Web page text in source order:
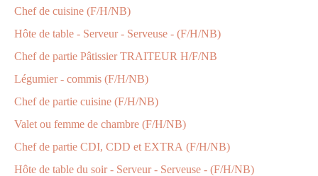
Chef de cuisine (F/H/NB)
Hôte de table - Serveur - Serveuse - (F/H/NB)
Chef de partie Pâtissier TRAITEUR H/F/NB
Légumier - commis (F/H/NB)
Chef de partie cuisine (F/H/NB)
Valet ou femme de chambre (F/H/NB)
Chef de partie CDI, CDD et EXTRA (F/H/NB)
Hôte de table du soir - Serveur - Serveuse - (F/H/NB)